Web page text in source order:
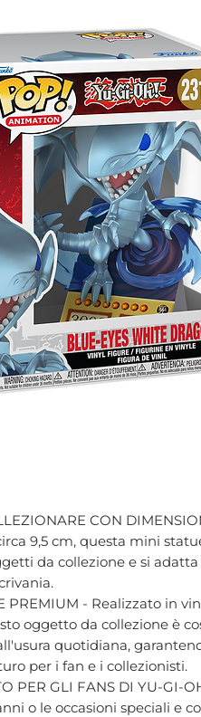
CON
9,5 cm, questa mini
da collezione e si
PREMIUM - Realizzato in
oggetto da collezione è
quotidiana,
per i fan e i collezionisti.
PER GLI FANS DI YU-GI-
o le occasioni speciali e